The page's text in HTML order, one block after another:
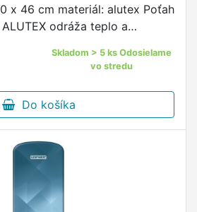
x 46 cm materiál: alutex Poťah
odráža teplo a
Skladom > 5 ks Odosielame
vo stredu
Do košíka